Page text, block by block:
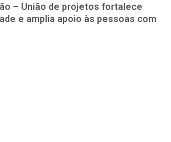
– União de projetos fortalece
e amplia apoio às pessoas com